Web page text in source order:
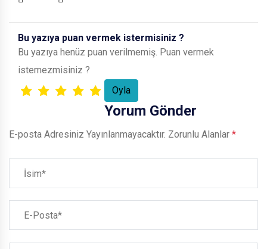
Bu yazıya puan vermek istermisiniz ?
Bu yazıya henüz puan verilmemiş. Puan vermek
istemezmisiniz ?
Yorum Gönder
E-posta Adresiniz Yayınlanmayacaktır. Zorunlu Alanlar *